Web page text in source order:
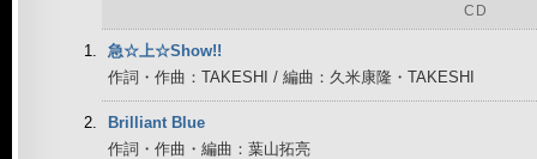
CD
急☆上☆Show!!
作詞・作曲：TAKESHI / 編曲：久米康隆・TAKESHI
Brilliant Blue
作詞・作曲・編曲：葉山拓亮